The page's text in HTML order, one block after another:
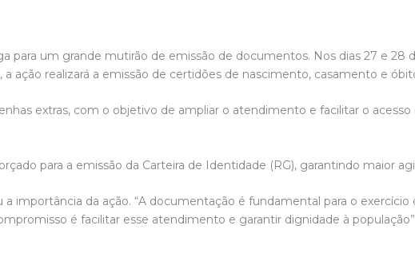
para um grande mutirão de emissão de documentos. Nos dias 27 e 28
ação realizará a emissão de certidões de nascimento, casamento e
extras, com o objetivo de ampliar o atendimento e facilitar o
para a emissão da Carteira de Identidade (RG), garantindo maior
importância da ação. “A documentação é fundamental para o exercício
é facilitar esse atendimento e garantir dignidade à